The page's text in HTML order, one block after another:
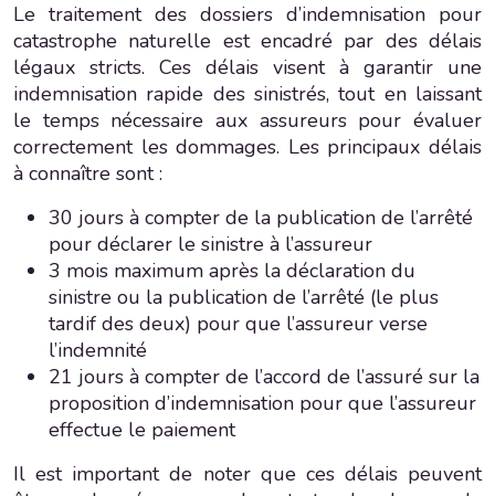
Le traitement des dossiers d’indemnisation pour
catastrophe naturelle est encadré par des délais
légaux stricts. Ces délais visent à garantir une
indemnisation rapide des sinistrés, tout en laissant
le temps nécessaire aux assureurs pour évaluer
correctement les dommages. Les principaux délais
à connaître sont :
30 jours à compter de la publication de l’arrêté
pour déclarer le sinistre à l’assureur
3 mois maximum après la déclaration du
sinistre ou la publication de l’arrêté (le plus
tardif des deux) pour que l’assureur verse
l’indemnité
21 jours à compter de l’accord de l’assuré sur la
proposition d’indemnisation pour que l’assureur
effectue le paiement
Il est important de noter que ces délais peuvent